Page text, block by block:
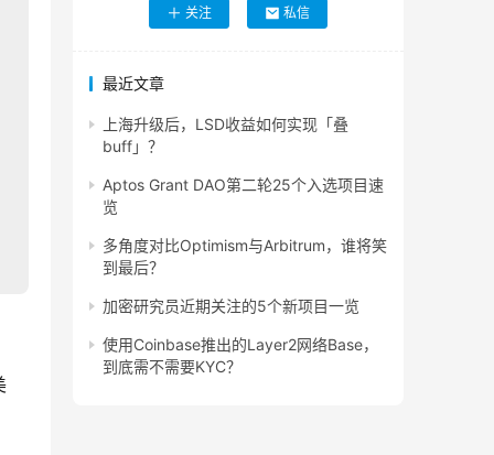
关注 私信
最近文章
上海升级后，LSD收益如何实现「叠
buff」？
Aptos Grant DAO第二轮25个入选项目速
览
多角度对比Optimism与Arbitrum，谁将笑
到最后？
加密研究员近期关注的5个新项目一览
使用Coinbase推出的Layer2网络Base，
到底需不需要KYC？